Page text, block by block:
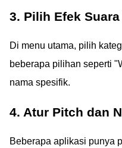
3. Pilih Efek
Di menu utama, pilih
beberapa pilihan seperti
nama spesifik.
4. Atur Pitch dan
Beberapa aplikasi punya